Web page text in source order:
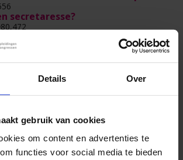
Details Over
gebruik van cookies
om content en advertenties te
functies voor social media te bieden
secretaresse?
80,472